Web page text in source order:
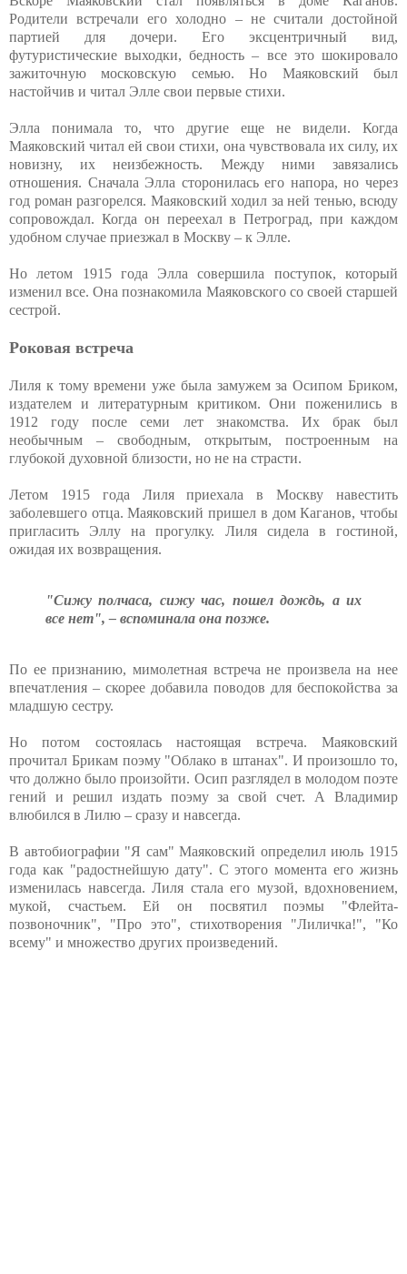
Родители встречали его холодно – не считали достойной
партией для дочери. Его эксцентричный вид,
футуристические выходки, бедность – все это шокировало
зажиточную московскую семью. Но Маяковский был
настойчив и читал Элле свои первые стихи.
Элла понимала то, что другие еще не видели. Когда
Маяковский читал ей свои стихи, она чувствовала их силу, их
новизну, их неизбежность. Между ними завязались
отношения. Сначала Элла сторонилась его напора, но через
год роман разгорелся. Маяковский ходил за ней тенью, всюду
сопровождал. Когда он переехал в Петроград, при каждом
удобном случае приезжал в Москву – к Элле.
Но летом 1915 года Элла совершила поступок, который
изменил все. Она познакомила Маяковского со своей старшей
сестрой.
Роковая встреча
Лиля к тому времени уже была замужем за Осипом Бриком,
издателем и литературным критиком. Они поженились в
1912 году после семи лет знакомства. Их брак был
необычным – свободным, открытым, построенным на
глубокой духовной близости, но не на страсти.
Летом 1915 года Лиля приехала в Москву навестить
заболевшего отца. Маяковский пришел в дом Каганов, чтобы
пригласить Эллу на прогулку. Лиля сидела в гостиной,
ожидая их возвращения.
"Сижу полчаса, сижу час, пошел дождь, а их
все нет", – вспоминала она позже.
По ее признанию, мимолетная встреча не произвела на нее
впечатления – скорее добавила поводов для беспокойства за
младшую сестру.
Но потом состоялась настоящая встреча. Маяковский
прочитал Брикам поэму "Облако в штанах". И произошло то,
что должно было произойти. Осип разглядел в молодом поэте
гений и решил издать поэму за свой счет. А Владимир
влюбился в Лилю – сразу и навсегда.
В автобиографии "Я сам" Маяковский определил июль 1915
года как "радостнейшую дату". С этого момента его жизнь
изменилась навсегда. Лиля стала его музой, вдохновением,
мукой, счастьем. Ей он посвятил поэмы "Флейта-
позвоночник", "Про это", стихотворения "Лиличка!", "Ко
всему" и множество других произведений.